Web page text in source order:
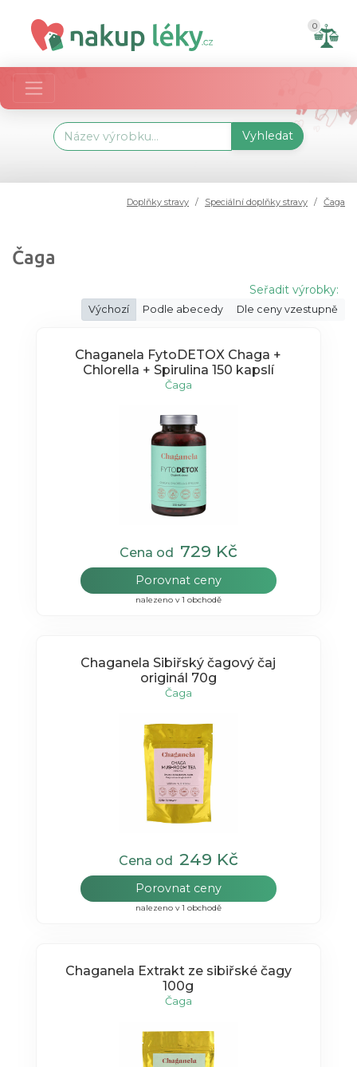
0
Vyhledat
Doplňky stravy Speciální doplňky stravy Čaga
Čaga
Seřadit výrobky:
Výchozí Podle abecedy Dle ceny vzestupně
Chaganela FytoDETOX Chaga +
Chlorella + Spirulina 150 kapslí
Čaga
Cena od 729 Kč
Porovnat ceny
nalezeno v 1 obchodě
Chaganela Sibiřský čagový čaj
originál 70g
Čaga
Cena od 249 Kč
Porovnat ceny
nalezeno v 1 obchodě
Chaganela Extrakt ze sibiřské čagy
100g
Čaga